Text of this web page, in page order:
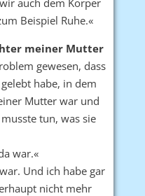
Beispiel Ruhe.«
meiner Mutter
gewesen, dass
habe, in dem
Mutter war und
tun, was sie
war.«
Und ich habe gar
nicht mehr